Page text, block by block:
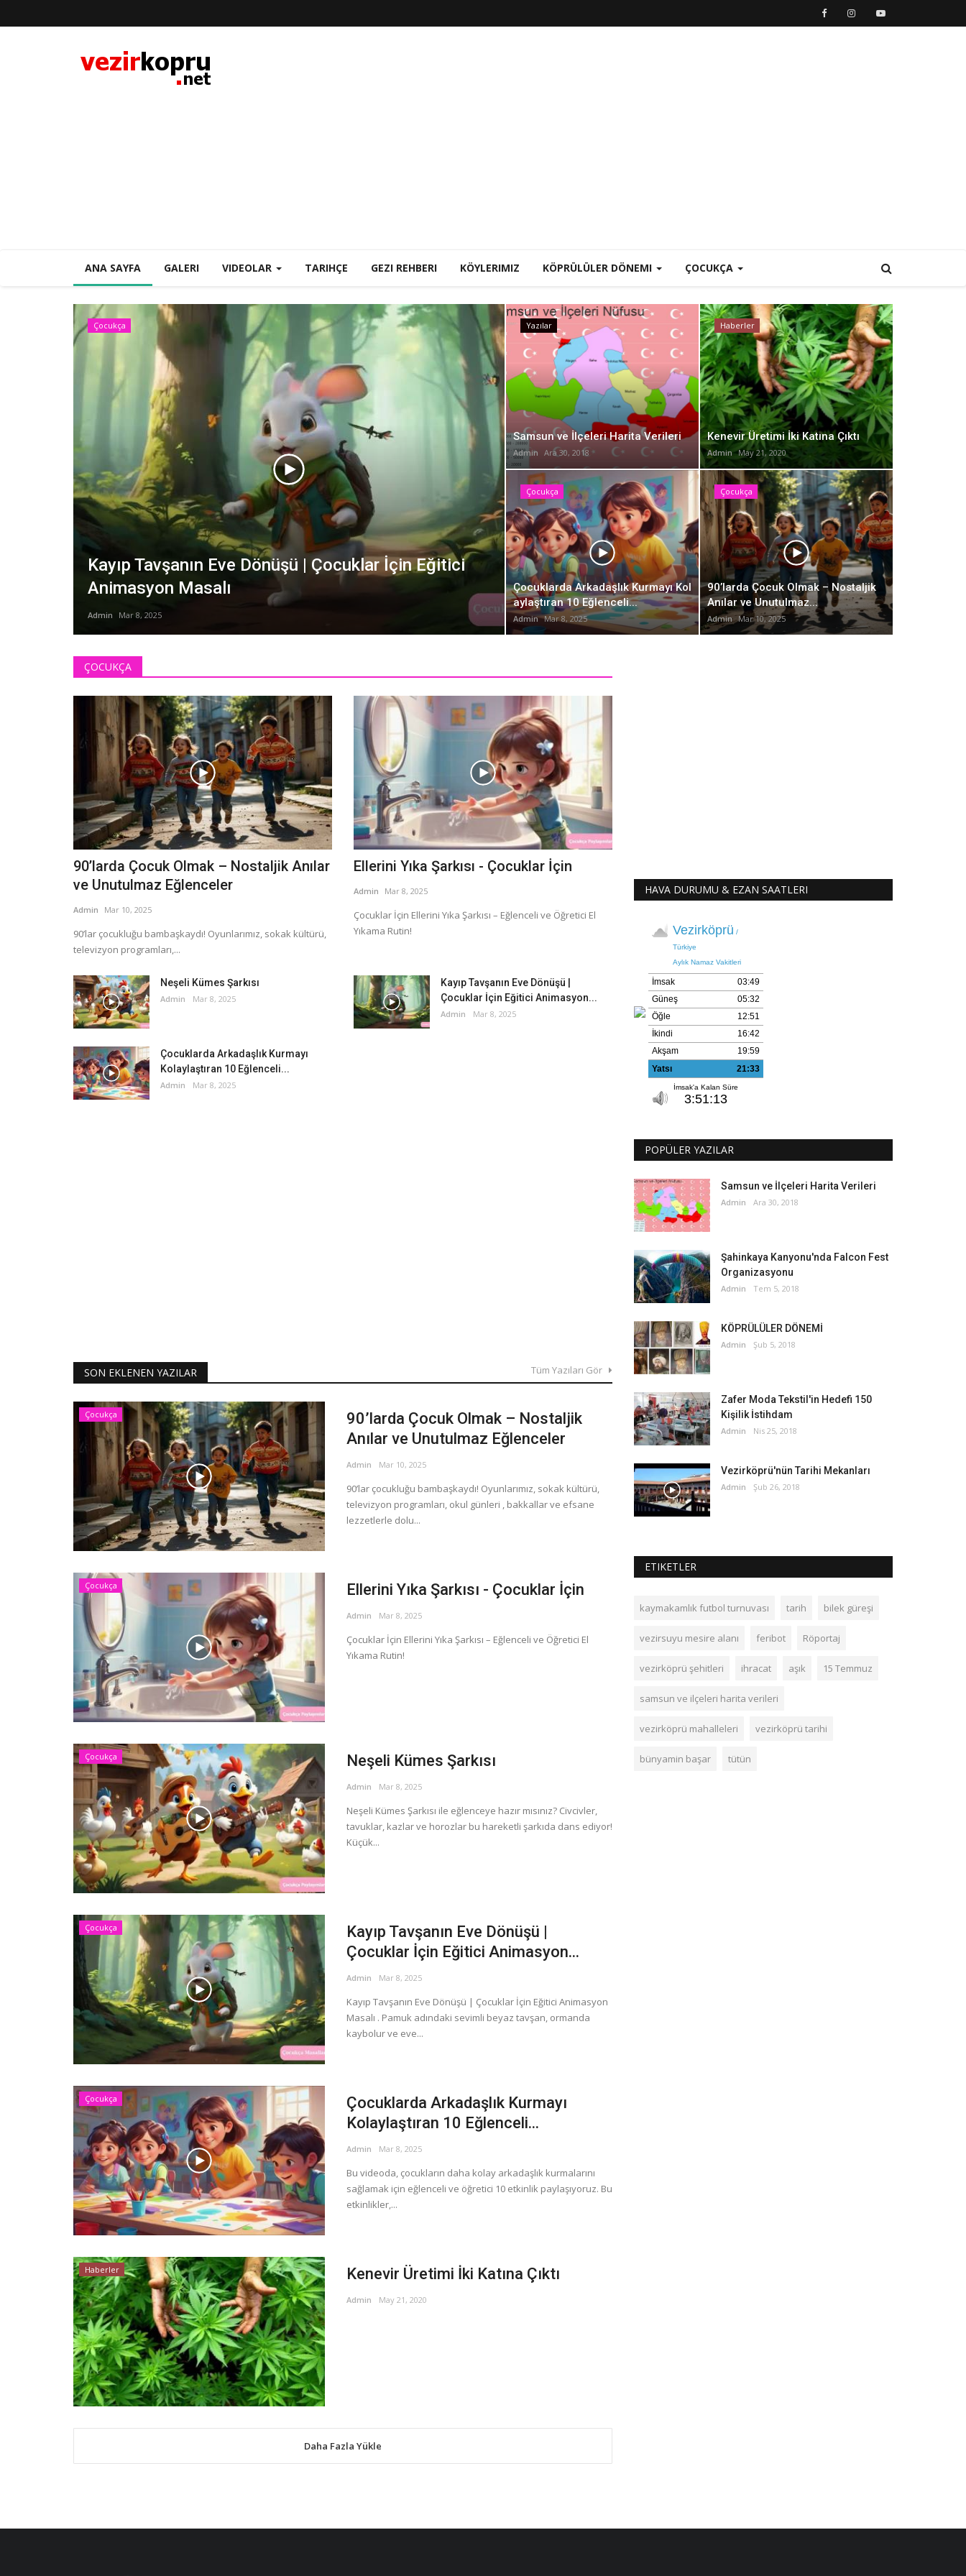
ANA SAYFA GALERI VIDEOLAR TARIHÇE GEZI REHBERI KÖYLERIMIZ KÖPRÜLÜLER DÖNEMI ÇOCUKÇA
Çocukça
Kayıp Tavşanın Eve Dönüşü | Çocuklar İçin Eğitici
Animasyon Masalı
Admin Mar 8, 2025
Çocukça
Çocuklarda Arkadaşlık Kurmayı Kolaylaştıran 10
Eğlenceli Etkinlik
Admin Mar 8, 2025
Yazılar
Samsun ve İlçeleri Harita Verileri
Admin Ara 30, 2018
Haberler
Kenevir Üretimi İki Katına Çıktı
Admin May 21, 2020
Çocukça
Çocuklarda Arkadaşlık Kurmayı Kol
aylaştıran 10 Eğlenceli...
Admin Mar 8, 2025
Çocukça
90’larda Çocuk Olmak – Nostaljik
Anılar ve Unutulmaz...
Admin Mar 10, 2025
ÇOCUKÇA
90’larda Çocuk Olmak – Nostaljik Anılar
ve Unutulmaz Eğlenceler
Admin Mar 10, 2025
90’lar çocukluğu bambaşkaydı! Oyunlarımız, sokak kültürü,
televizyon programları,...
Ellerini Yıka Şarkısı - Çocuklar İçin
Admin Mar 8, 2025
Çocuklar İçin Ellerini Yıka Şarkısı – Eğlenceli ve Öğretici El
Yıkama Rutin!
Neşeli Kümes Şarkısı
Admin Mar 8, 2025
Kayıp Tavşanın Eve Dönüşü |
Çocuklar İçin Eğitici Animasyon...
Admin Mar 8, 2025
Çocuklarda Arkadaşlık Kurmayı
Kolaylaştıran 10 Eğlenceli...
Admin Mar 8, 2025
SON EKLENEN YAZILAR Tüm Yazıları Gör
Çocukça
90’larda Çocuk Olmak – Nostaljik
Anılar ve Unutulmaz Eğlenceler
Admin Mar 10, 2025
90’lar çocukluğu bambaşkaydı! Oyunlarımız, sokak kültürü,
televizyon programları, okul günleri , bakkallar ve efsane
lezzetlerle dolu...
Çocukça Ellerini Yıka Şarkısı - Çocuklar İçin
Admin Mar 8, 2025
Çocuklar İçin Ellerini Yıka Şarkısı – Eğlenceli ve Öğretici El
Yıkama Rutin!
Çocukça Neşeli Kümes Şarkısı
Admin Mar 8, 2025
Neşeli Kümes Şarkısı ile eğlenceye hazır mısınız? Civcivler,
tavuklar, kazlar ve horozlar bu hareketli şarkıda dans ediyor!
Küçük...
Çocukça
Kayıp Tavşanın Eve Dönüşü |
Çocuklar İçin Eğitici Animasyon...
Admin Mar 8, 2025
Kayıp Tavşanın Eve Dönüşü | Çocuklar İçin Eğitici Animasyon
Masalı . Pamuk adındaki sevimli beyaz tavşan, ormanda
kaybolur ve eve...
Çocukça
Çocuklarda Arkadaşlık Kurmayı
Kolaylaştıran 10 Eğlenceli...
Admin Mar 8, 2025
Bu videoda, çocukların daha kolay arkadaşlık kurmalarını
sağlamak için eğlenceli ve öğretici 10 etkinlik paylaşıyoruz. Bu
etkinlikler,...
Haberler Kenevir Üretimi İki Katına Çıktı
Admin May 21, 2020
Daha Fazla Yükle
HAVA DURUMU & EZAN SAATLERI
POPÜLER YAZILAR
Samsun ve İlçeleri Harita Verileri
Admin Ara 30, 2018
Şahinkaya Kanyonu'nda Falcon Fest
Organizasyonu
Admin Tem 5, 2018
KÖPRÜLÜLER DÖNEMİ
Admin Şub 5, 2018
Zafer Moda Tekstil'in Hedefi 150
Kişilik İstihdam
Admin Nis 25, 2018
Vezirköprü'nün Tarihi Mekanları
Admin Şub 26, 2018
ETIKETLER
kaymakamlık futbol turnuvası tarih bilek güreşi
vezirsuyu mesire alanı feribot Röportaj
vezirköprü şehitleri ihracat aşık 15 Temmuz
samsun ve ilçeleri harita verileri
vezirköprü mahalleleri vezirköprü tarihi
bünyamin başar tütün